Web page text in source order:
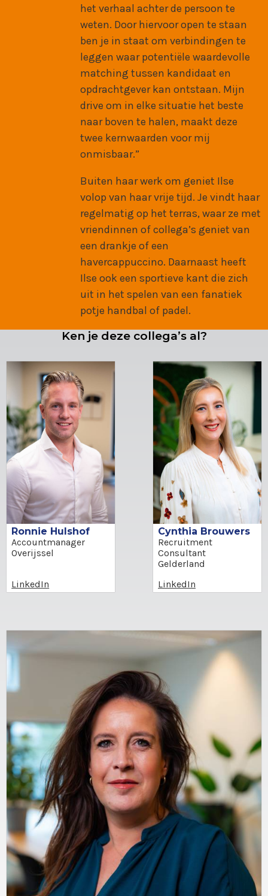
het verhaal achter de persoon te
weten. Door hiervoor open te staan
ben je in staat om verbindingen te
leggen waar potentiële waardevolle
matching tussen kandidaat en
opdrachtgever kan ontstaan. Mijn
drive om in elke situatie het beste
naar boven te halen, maakt deze
twee kernwaarden voor mij
onmisbaar.”
Buiten haar werk om geniet Ilse
volop van haar vrije tijd. Je vindt haar
regelmatig op het terras, waar ze met
vriendinnen of collega’s geniet van
een drankje of een
havercappuccino. Daarnaast heeft
Ilse ook een sportieve kant die zich
uit in het spelen van een fanatiek
potje handbal of padel.
Ken je deze collega’s al?
Ronnie Hulshof
Accountmanager
Overijssel
LinkedIn
Cynthia Brouwers
Recruitment
Consultant
Gelderland
LinkedIn